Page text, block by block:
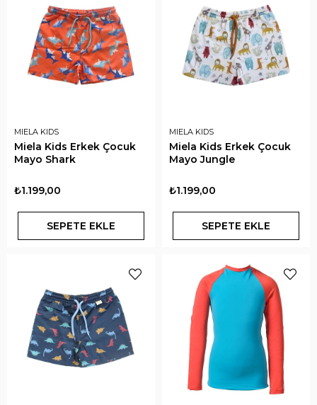
MIELA KIDS
Miela Kids Erkek Çocuk
Mayo Shark
₺1.199,00
SEPETE EKLE
MIELA KIDS
Miela Kids Erkek Çocuk
Mayo Jungle
₺1.199,00
SEPETE EKLE